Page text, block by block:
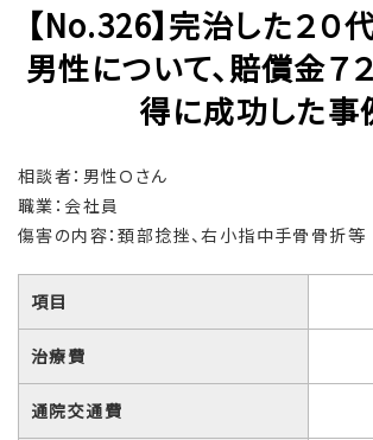
【No.326】完治した２０
男性について、賠償金７
得に成功した事
相談者：男性Ｏさん
職業：会社員
傷害の内容：頚部捻挫、右小指中手骨骨折等
項目
治療費
通院交通費